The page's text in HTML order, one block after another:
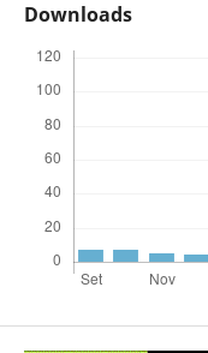
Downloads